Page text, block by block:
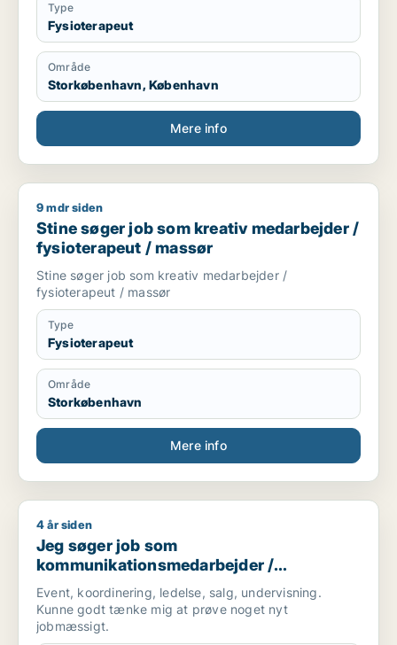
Type
Fysioterapeut
Område
Storkøbenhavn, København
Mere info
Stine søger job som kreativ medarbejder / fysioterapeut /
9 mdr siden
Stine søger job som kreativ medarbejder /
fysioterapeut / massør
Stine søger job som kreativ medarbejder /
fysioterapeut / massør
Type
Fysioterapeut
Område
Storkøbenhavn
Mere info
Jeg søger job som kommunikationsmedarbejder /
4 år siden
Jeg søger job som
kommunikationsmedarbejder /
fysioterapeut / kundeservicemedarbejder
Event, koordinering, ledelse, salg, undervisning.
Kunne godt tænke mig at prøve noget nyt
jobmæssigt.